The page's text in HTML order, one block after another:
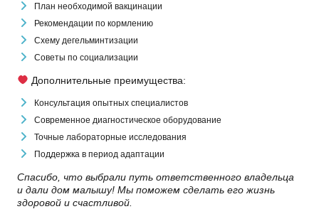
План необходимой вакцинации
Рекомендации по кормлению
Схему дегельминтизации
Советы по социализации
Дополнительные преимущества:
Консультация опытных специалистов
Современное диагностическое оборудование
Точные лабораторные исследования
Поддержка в период адаптации
Спасибо, что выбрали путь ответственного владельца
и дали дом малышу! Мы поможем сделать его жизнь
здоровой и счастливой.